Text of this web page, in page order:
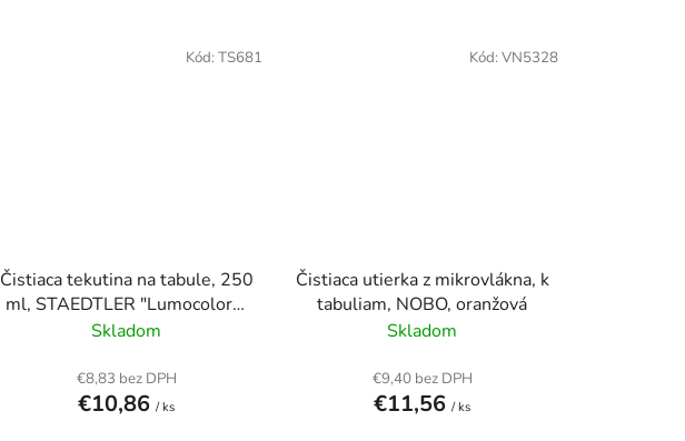
Čistiaca tekutina na tabule, 250
ml, STAEDTLER "Lumocolor®
681"
Skladom
€8,83 bez DPH
€10,86/ ks
Kód: TS681
Čistiaca utierka z mikrovlákna, k
tabuliam, NOBO, oranžová
Skladom
€9,40 bez DPH
€11,56/ ks
Kód: VN5328